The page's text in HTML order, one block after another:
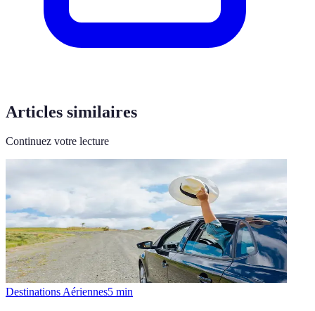
Articles similaires
Continuez votre lecture
Destinations Aériennes5 min